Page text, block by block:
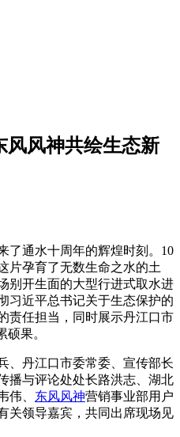
风风神共绘生态新
了通水十周年的辉煌时刻。10
片孕育了无数生命之水的土
别开生面的大型行进式取水进
习近平总书记关于生态保护的
责任担当，同时展示丹江口市
硕果。
、丹江口市委常委、宣传部长
播与评论处处长路洪志、湖北
伟、 东风风神营销事业部用户
关领导嘉宾，共同出席现场见